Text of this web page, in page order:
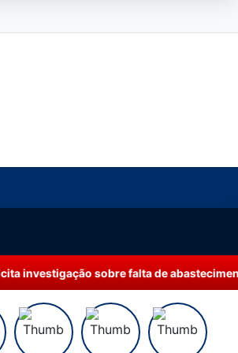
falta de abastecimento de água em